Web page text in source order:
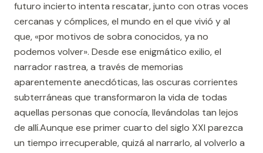
futuro incierto intenta rescatar, junto con otras voces
cercanas y cómplices, el mundo en el que vivió y al
que, «por motivos de sobra conocidos, ya no
podemos volver». Desde ese enigmático exilio, el
narrador rastrea, a través de memorias
aparentemente anecdóticas, las oscuras corrientes
subterráneas que transformaron la vida de todas
aquellas personas que conocía, llevándolas tan lejos
de allí.Aunque ese primer cuarto del siglo XXI parezca
un tiempo irrecuperable, quizá al narrarlo, al volverlo a